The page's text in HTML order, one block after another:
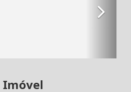
Imóvel